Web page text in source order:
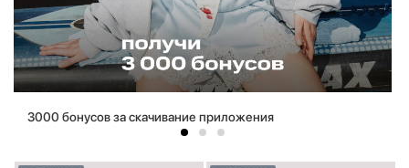
3000 бонусов за скачивание приложения